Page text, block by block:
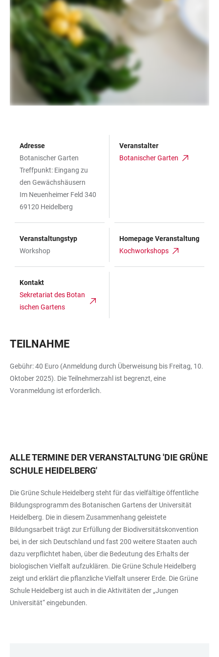
Adresse
Botanischer Garten
Treffpunkt: Eingang zu
den Gewächshäusern
Im Neuenheimer Feld 340
69120 Heidelberg
Veranstalter
Botanischer Garten
Veranstaltungstyp
Workshop
Homepage Veranstaltung
Kochworkshops
Kontakt
Sekretariat des Botan
ischen Gartens
TEILNAHME
Gebühr: 40 Euro (Anmeldung durch Überweisung bis Freitag, 10.
Oktober 2025). Die Teilnehmerzahl ist begrenzt, eine
Voranmeldung ist erforderlich.
ALLE TERMINE DER VERANSTALTUNG'DIE GRÜNE
SCHULE HEIDELBERG'
Die Grüne Schule Heidelberg steht für das vielfältige öffentliche
Bildungsprogramm des Botanischen Gartens der Universität
Heidelberg. Die in diesem Zusammenhang geleistete
Bildungsarbeit trägt zur Erfüllung der Biodiversitätskonvention
bei, in der sich Deutschland und fast 200 weitere Staaten auch
dazu verpflichtet haben, über die Bedeutung des Erhalts der
biologischen Vielfalt aufzuklären. Die Grüne Schule Heidelberg
zeigt und erklärt die pflanzliche Vielfalt unserer Erde. Die Grüne
Schule Heidelberg ist auch in die Aktivitäten der „Jungen
Universität“ eingebunden.